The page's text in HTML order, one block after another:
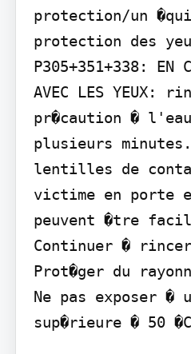
protection/un
protection des
P305+351+338: EN
AVEC LES YEUX:
pr�caution � l'eau
plusieurs
lentilles de
victime en porte
peuvent �tre
Continuer �
Prot�ger du
Ne pas exposer �
sup�rieure � 50